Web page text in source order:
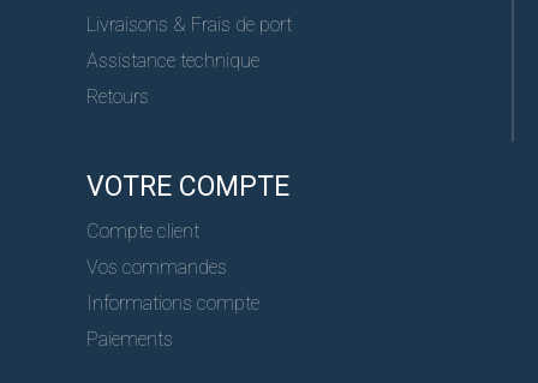
Livraisons & Frais de port
Assistance technique
Retours
VOTRE COMPTE
Compte client
Vos commandes
Informations compte
Paiements